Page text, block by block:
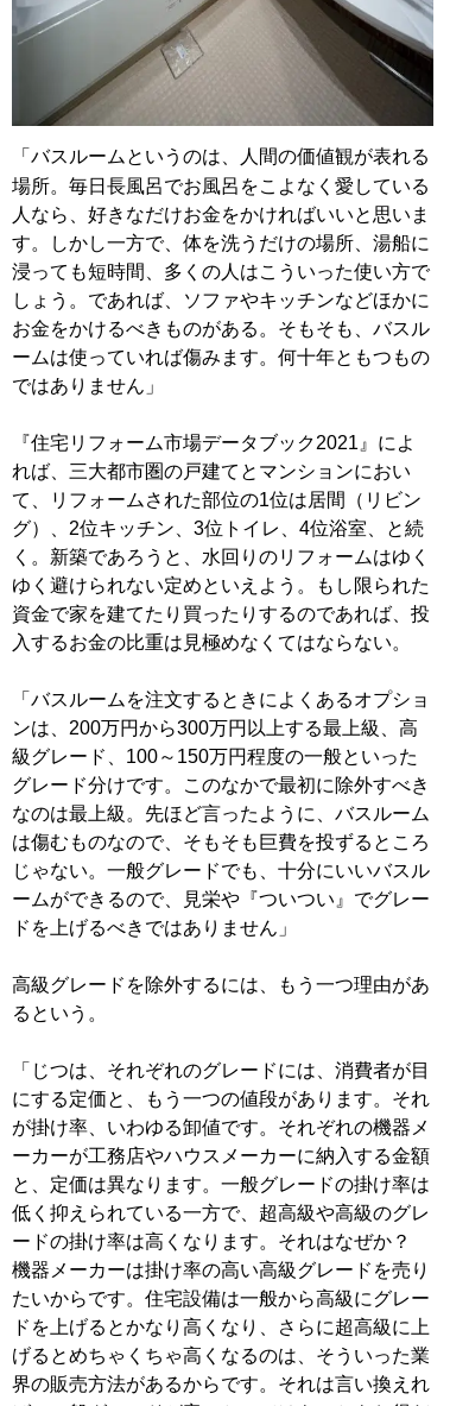
「バスルームというのは、人間の価値観が表れる
場所。毎日長風呂でお風呂をこよなく愛している
人なら、好きなだけお金をかければいいと思いま
す。しかし一方で、体を洗うだけの場所、湯船に
浸っても短時間、多くの人はこういった使い方で
しょう。であれば、ソファやキッチンなどほかに
お金をかけるべきものがある。そもそも、バスル
ームは使っていれば傷みます。何十年ともつもの
ではありません」
『住宅リフォーム市場データブック2021』によ
れば、三大都市圏の戸建てとマンションにおい
て、リフォームされた部位の1位は居間（リビン
グ）、2位キッチン、3位トイレ、4位浴室、と続
く。新築であろうと、水回りのリフォームはゆく
ゆく避けられない定めといえよう。もし限られた
資金で家を建てたり買ったりするのであれば、投
入するお金の比重は見極めなくてはならない。
「バスルームを注文するときによくあるオプショ
ンは、200万円から300万円以上する最上級、高
級グレード、100～150万円程度の一般といった
グレード分けです。このなかで最初に除外すべき
なのは最上級。先ほど言ったように、バスルーム
は傷むものなので、そもそも巨費を投ずるところ
じゃない。一般グレードでも、十分にいいバスル
ームができるので、見栄や『ついつい』でグレー
ドを上げるべきではありません」
高級グレードを除外するには、もう一つ理由があ
るという。
「じつは、それぞれのグレードには、消費者が目
にする定価と、もう一つの値段があります。それ
が掛け率、いわゆる卸値です。それぞれの機器メ
ーカーが工務店やハウスメーカーに納入する金額
と、定価は異なります。一般グレードの掛け率は
低く抑えられている一方で、超高級や高級のグレ
ードの掛け率は高くなります。それはなぜか？
機器メーカーは掛け率の高い高級グレードを売り
たいからです。住宅設備は一般から高級にグレー
ドを上げるとかなり高くなり、さらに超高級に上
げるとめちゃくちゃ高くなるのは、そういった業
界の販売方法があるからです。それは言い換えれ